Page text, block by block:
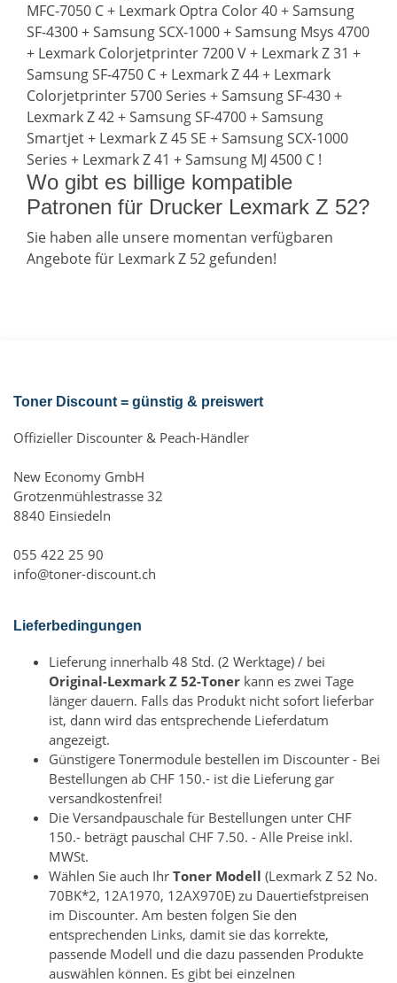
MFC-7050 C + Lexmark Optra Color 40 + Samsung
SF-4300 + Samsung SCX-1000 + Samsung Msys 4700
+ Lexmark Colorjetprinter 7200 V + Lexmark Z 31 +
Samsung SF-4750 C + Lexmark Z 44 + Lexmark
Colorjetprinter 5700 Series + Samsung SF-430 +
Lexmark Z 42 + Samsung SF-4700 + Samsung
Smartjet + Lexmark Z 45 SE + Samsung SCX-1000
Series + Lexmark Z 41 + Samsung MJ 4500 C !
Wo gibt es billige kompatible
Patronen für Drucker Lexmark Z 52?
Sie haben alle unsere momentan verfügbaren
Angebote für Lexmark Z 52 gefunden!
Toner Discount = günstig & preiswert
Offizieller Discounter & Peach-Händler
New Economy GmbH
Grotzenmühlestrasse 32
8840 Einsiedeln
055 422 25 90
info@toner-discount.ch
Lieferbedingungen
Lieferung innerhalb 48 Std. (2 Werktage) / bei
Original-Lexmark Z 52-Toner kann es zwei Tage
länger dauern. Falls das Produkt nicht sofort lieferbar
ist, dann wird das entsprechende Lieferdatum
angezeigt.
Günstigere Tonermodule bestellen im Discounter - Bei
Bestellungen ab CHF 150.- ist die Lieferung gar
versandkostenfrei!
Die Versandpauschale für Bestellungen unter CHF
150.- beträgt pauschal CHF 7.50. - Alle Preise inkl.
MWSt.
Wählen Sie auch Ihr Toner Modell (Lexmark Z 52 No.
70BK*2, 12A1970, 12AX970E) zu Dauertiefstpreisen
im Discounter. Am besten folgen Sie den
entsprechenden Links, damit sie das korrekte,
passende Modell und die dazu passenden Produkte
auswählen können. Es gibt bei einzelnen